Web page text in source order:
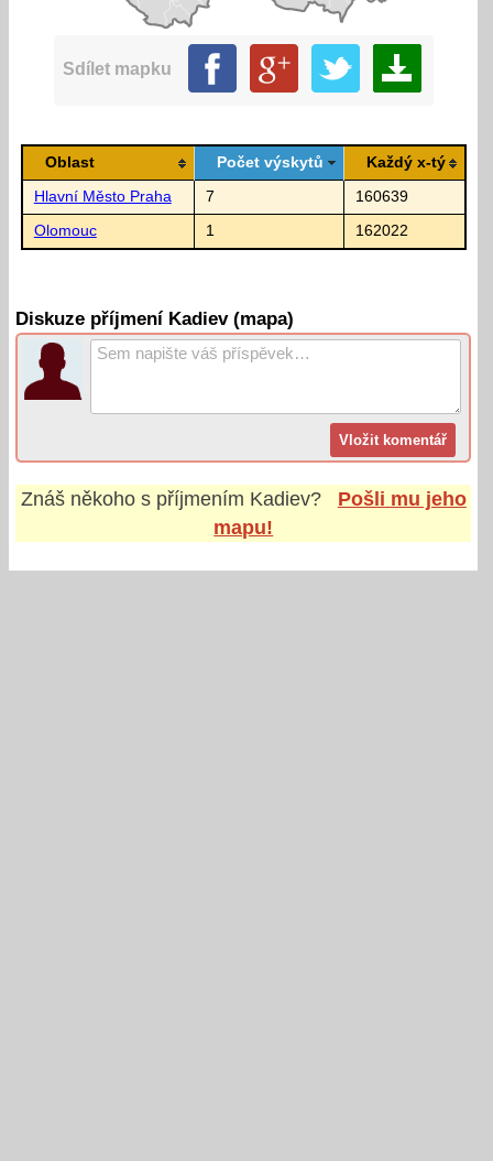
Sdílet mapku
Oblast Počet výskytů Každý x-tý
Hlavní Město Praha 7 160639
Olomouc 1 162022
Diskuze příjmení Kadiev (mapa)
Znáš někoho s příjmením Kadiev?
Pošli mu jeho
mapu!